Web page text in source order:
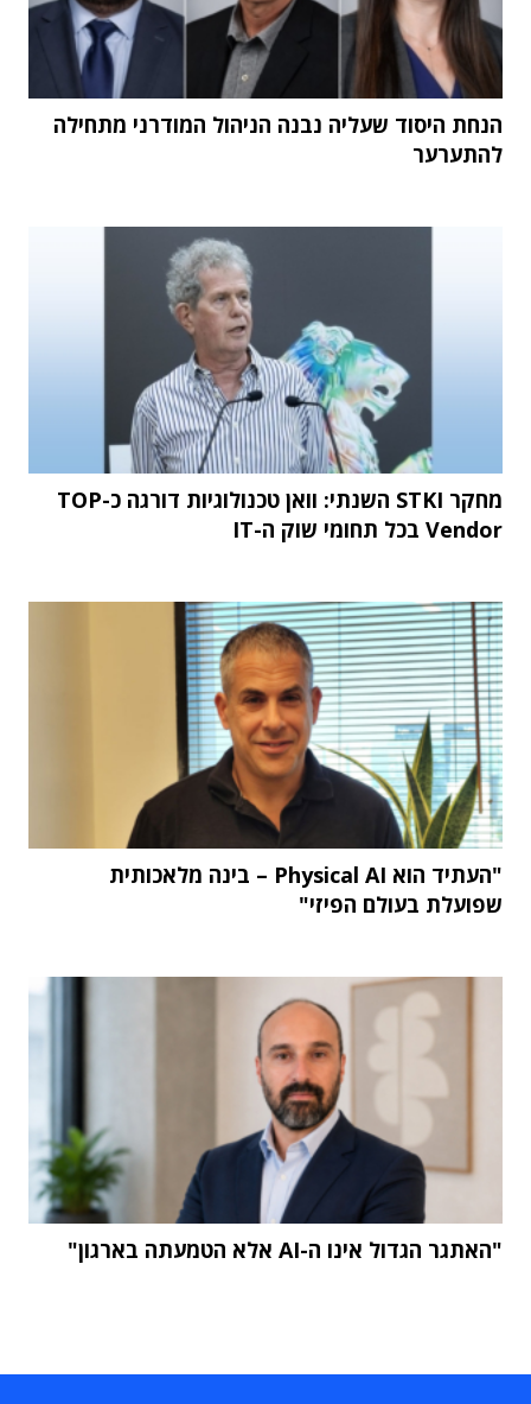
הנחת היסוד שעליה נבנה הניהול המודרני מתחילה
להתערער
מחקר STKI השנתי: וואן טכנולוגיות דורגה כ-TOP
Vendor בכל תחומי שוק ה-IT
"העתיד הוא Physical AI – בינה מלאכותית
שפועלת בעולם הפיזי"
"האתגר הגדול אינו ה-AI אלא הטמעתה בארגון"